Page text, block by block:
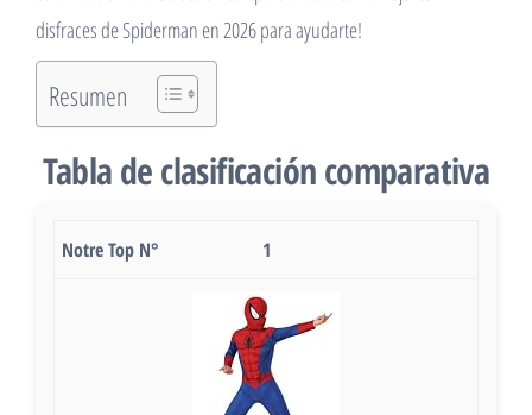
disfraces de Spiderman en 2026 para ayudarte!
Resumen
Tabla de clasificación comparativa
1